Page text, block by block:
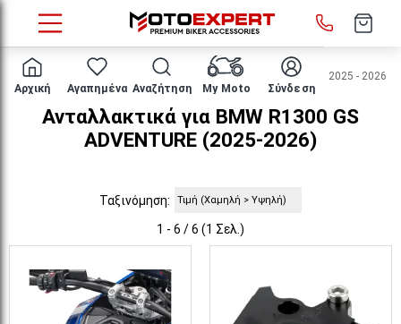
Αρχική Αγαπημένα Αναζήτηση My Moto Σύνδεση
HOME Μάρκα/μοντέλο BMW R1300 GS ADVENTURE 2025 - 2026
Ανταλλακτικά για BMW R1300 GS
ADVENTURE (2025-2026)
Ταξινόμηση:
1 - 6 / 6 (1 Σελ.)